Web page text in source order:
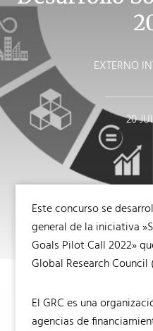
EXTERNO
20
Este concurso se
general de la iniciativa
Goals Pilot Call 2022»
Global Research Council
El GRC es una
agencias de